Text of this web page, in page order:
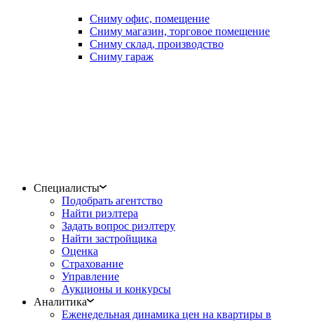
Сниму офис, помещение
Сниму магазин, торговое помещение
Сниму склад, производство
Сниму гараж
Специалисты
Подобрать агентство
Найти риэлтера
Задать вопрос риэлтеру
Найти застройщика
Оценка
Страхование
Управление
Аукционы и конкурсы
Аналитика
Еженедельная динамика цен на квартиры в